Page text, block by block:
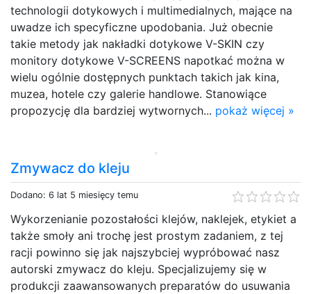
technologii dotykowych i multimedialnych, mające na
uwadze ich specyficzne upodobania. Już obecnie
takie metody jak nakładki dotykowe V-SKIN czy
monitory dotykowe V-SCREENS napotkać można w
wielu ogólnie dostępnych punktach takich jak kina,
muzea, hotele czy galerie handlowe. Stanowiące
propozycję dla bardziej wytwornych... pokaż więcej »
Zmywacz do kleju
Dodano: 6 lat 5 miesięcy temu
Wykorzenianie pozostałości klejów, naklejek, etykiet a
także smoły ani trochę jest prostym zadaniem, z tej
racji powinno się jak najszybciej wypróbować nasz
autorski zmywacz do kleju. Specjalizujemy się w
produkcji zaawansowanych preparatów do usuwania